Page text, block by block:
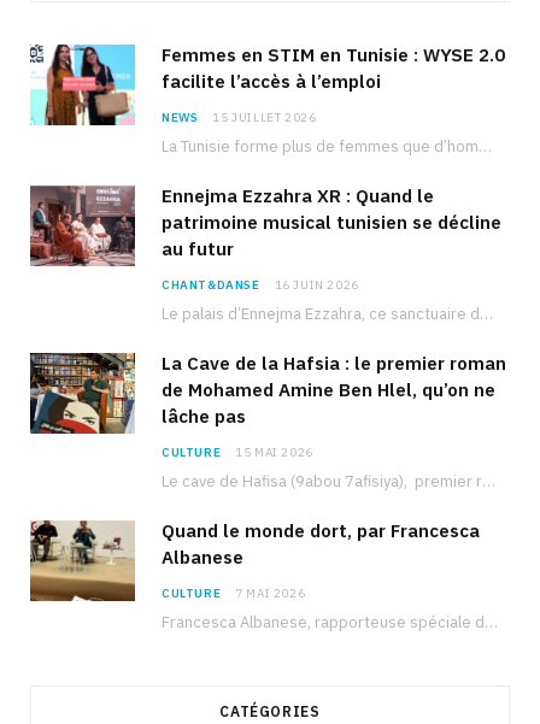
Femmes en STIM en Tunisie : WYSE 2.0
facilite l’accès à l’emploi
NEWS 15 JUILLET 2026
La Tunisie forme plus de femmes que d’hommes dans les filières scientifiques. Pourtant, pour beaucoup…
Ennejma Ezzahra XR : Quand le
patrimoine musical tunisien se décline
au futur
CHANT&DANSE 16 JUIN 2026
Le palais d’Ennejma Ezzahra, ce sanctuaire de la musique tunisienne et méditerranéenne construit par le…
La Cave de la Hafsia : le premier roman
de Mohamed Amine Ben Hlel, qu’on ne
lâche pas
CULTURE 15 MAI 2026
Le cave de Hafisa (9abou 7afisiya), premier roman du journaliste tunisien Mohamed Amine Ben Hlel,…
Quand le monde dort, par Francesca
Albanese
CULTURE 7 MAI 2026
Francesca Albanese, rapporteuse spéciale de l’ONU sur les territoires palestiniens occupés, était à Tunis pour…
CATÉGORIES